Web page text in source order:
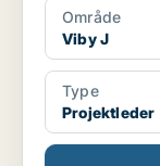
Område
Viby J
Type
Projektleder